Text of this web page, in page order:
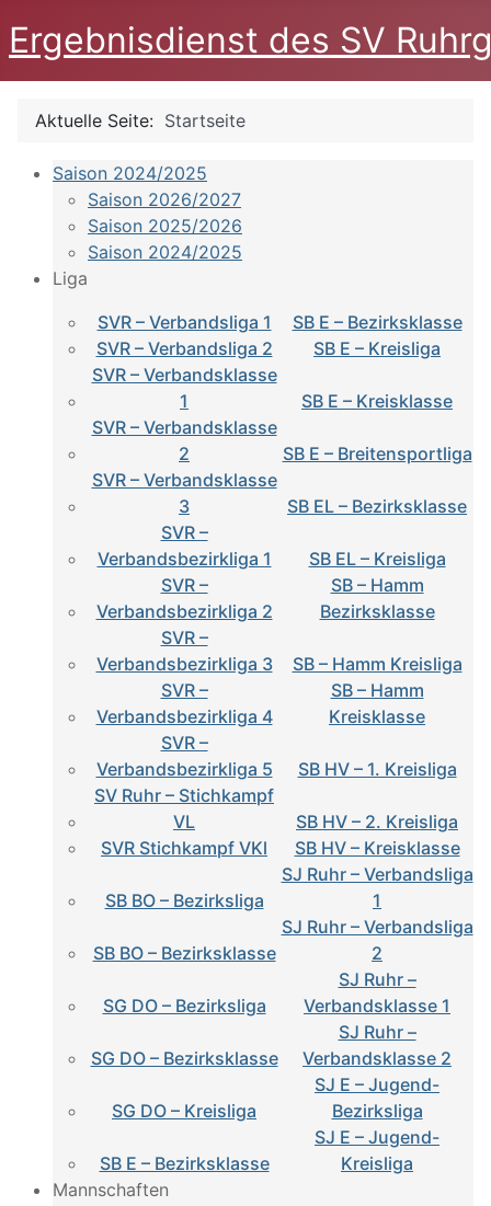
Ergebnisdienst des SV
Aktuelle Seite: Startseite
Saison 2024/2025
Saison 2026/2027
Saison 2025/2026
Saison 2024/2025
Liga
SVR – Verbandsliga 1
SB E – Bezirksklasse
SVR – Verbandsliga 2
SB E – Kreisliga
SVR – Verbandsklasse
1
SB E – Kreisklasse
SVR – Verbandsklasse
2
SB E – Breitensportliga
SVR – Verbandsklasse
3
SB EL – Bezirksklasse
SVR –
Verbandsbezirkliga 1
SB EL – Kreisliga
SVR –
Verbandsbezirkliga 2
SB – Hamm
Bezirksklasse
SVR –
Verbandsbezirkliga 3
SB – Hamm Kreisliga
SVR –
Verbandsbezirkliga 4
SB – Hamm
Kreisklasse
SVR –
Verbandsbezirkliga 5
SB HV – 1. Kreisliga
SV Ruhr – Stichkampf
VL
SB HV – 2. Kreisliga
SVR Stichkampf VKl
SB HV – Kreisklasse
SB BO – Bezirksliga
SJ Ruhr – Verbandsliga
1
SB BO – Bezirksklasse
SJ Ruhr – Verbandsliga
2
SG DO – Bezirksliga
SJ Ruhr –
Verbandsklasse 1
SG DO – Bezirksklasse
SJ Ruhr –
Verbandsklasse 2
SG DO – Kreisliga
SJ E – Jugend-
Bezirksliga
SB E – Bezirksklasse
SJ E – Jugend-
Kreisliga
Mannschaften